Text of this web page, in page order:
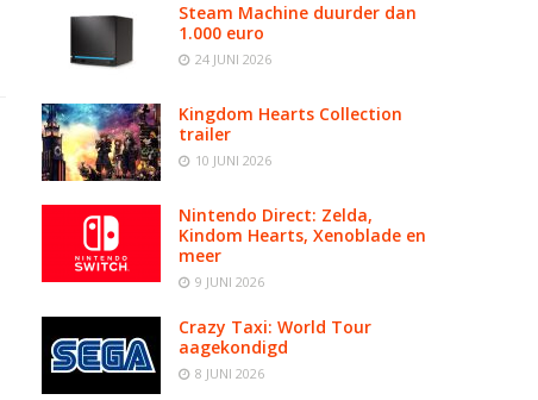
Steam Machine duurder dan
1.000 euro
24 JUNI 2026
Kingdom Hearts Collection
trailer
10 JUNI 2026
Nintendo Direct: Zelda,
Kindom Hearts, Xenoblade en
meer
9 JUNI 2026
Crazy Taxi: World Tour
aagekondigd
8 JUNI 2026